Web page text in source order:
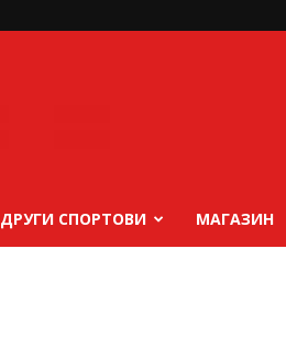
ДРУГИ СПОРТОВИ МАГАЗИН